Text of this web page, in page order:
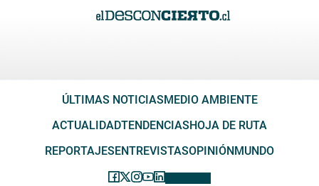
ÚLTIMAS NOTICIAS MEDIO AMBIENTE
ACTUALIDADTENDENCIAS HOJA DE RUTA
REPORTAJES ENTREVISTASOPINIÓN MUNDO